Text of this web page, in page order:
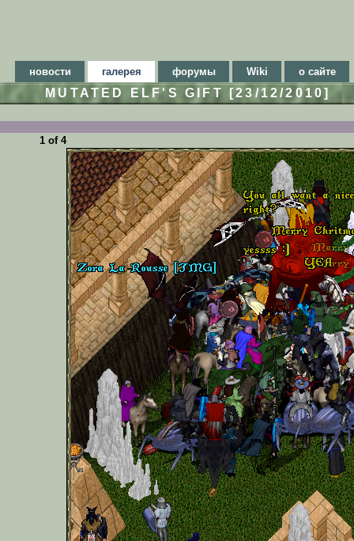
новости галерея форумы Wiki о сайте
MUTATED ELF'S GIFT [23/12/2010]
1 of 4